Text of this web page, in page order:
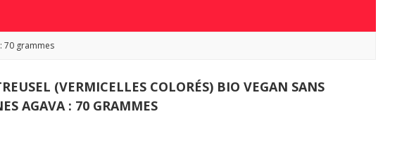
70 grammes
(VERMICELLES COLORÉS) BIO VEGAN SANS
AGAVA : 70 GRAMMES